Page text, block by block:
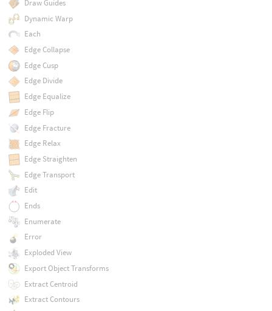
Draw Guides
Dynamic Warp
Each
Edge Collapse
Edge Cusp
Edge Divide
Edge Equalize
Edge Flip
Edge Fracture
Edge Relax
Edge Straighten
Edge Transport
Edit
Ends
Enumerate
Error
Exploded View
Export Object Transforms
Extract Centroid
Extract Contours